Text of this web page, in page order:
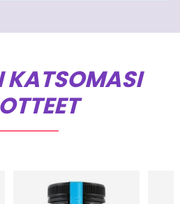
KATSOMASI